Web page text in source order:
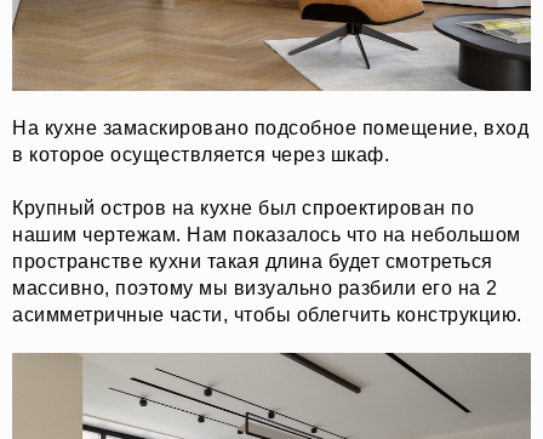
На кухне замаскировано подсобное помещение, вход
в которое осуществляется через шкаф.
Крупный остров на кухне был спроектирован по
нашим чертежам. Нам показалось что на небольшом
пространстве кухни такая длина будет смотреться
массивно, поэтому мы визуально разбили его на 2
асимметричные части, чтобы облегчить конструкцию.